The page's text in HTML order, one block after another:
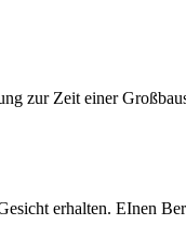
zur Zeit einer
erhalten. EInen